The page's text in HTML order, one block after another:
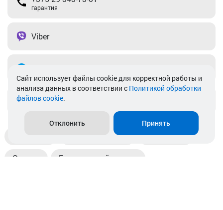
гарантия
Viber
info@akkamulik.by
Пункты выдачи Магазины
Оплата Безналичный расчет
Cайт использует файлы cookie для корректной работы и
анализа данных в соответствии с Политикой обработки
файлов cookie.
Отклонить Принять